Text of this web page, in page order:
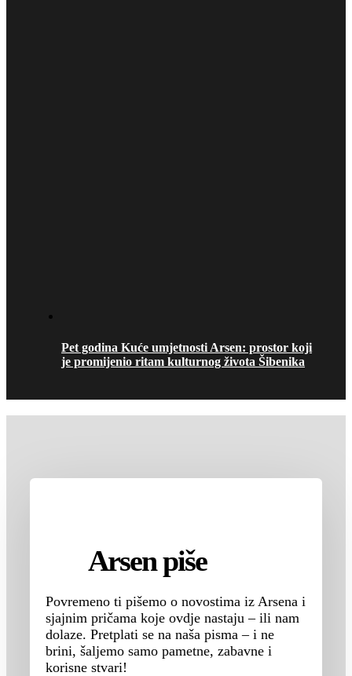
Pet godina Kuće umjetnosti Arsen: prostor koji
je promijenio ritam kulturnog života Šibenika
Arsen piše
Povremeno ti pišemo o novostima iz Arsena i
sjajnim pričama koje ovdje nastaju – ili nam
dolaze. Pretplati se na naša pisma – i ne
brini, šaljemo samo pametne, zabavne i
korisne stvari!